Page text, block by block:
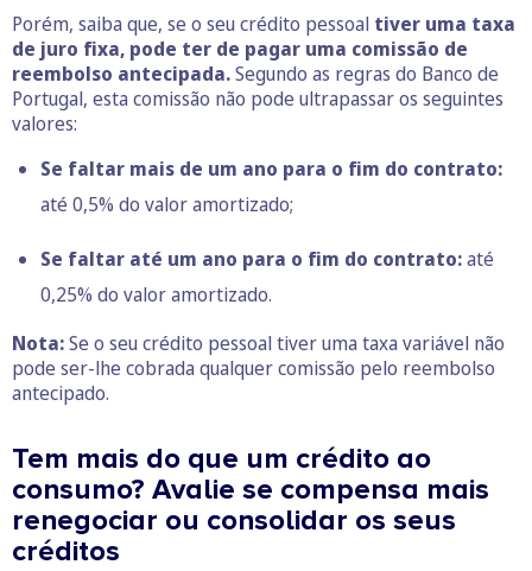
Porém, saiba que, se o seu crédito pessoal tiver uma taxa
de juro fixa, pode ter de pagar uma comissão de
reembolso antecipada.Segundo as regras do Banco de
Portugal, esta comissão não pode ultrapassar os seguintes
valores:
Se faltar mais de um ano para o fim do contrato:
até 0,5% do valor amortizado;
Se faltar até um ano para o fim do contrato:até
0,25% do valor amortizado.
Nota:Se o seu crédito pessoal tiver uma taxa variável não
pode ser-lhe cobrada qualquer comissão pelo reembolso
antecipado.
Tem mais do que um crédito ao
consumo? Avalie se compensa mais
renegociar ou consolidar os seus
créditos